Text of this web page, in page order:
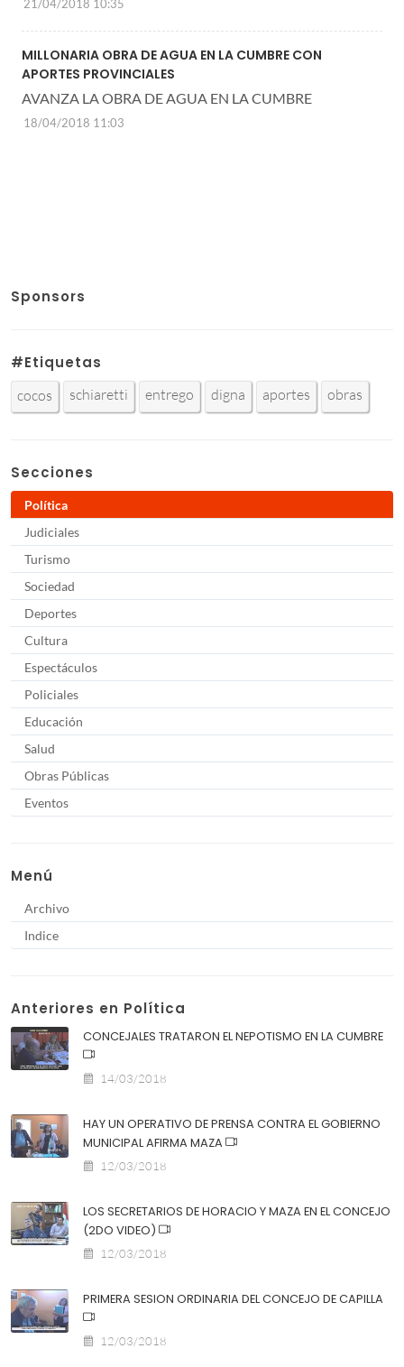
21/04/2018 10:35
MILLONARIA OBRA DE AGUA EN LA CUMBRE CON
APORTES PROVINCIALES
AVANZA LA OBRA DE AGUA EN LA CUMBRE
18/04/2018 11:03
Sponsors
#Etiquetas
cocos schiaretti entrego digna aportes obras
Secciones
Política
Judiciales
Turismo
Sociedad
Deportes
Cultura
Espectáculos
Policiales
Educación
Salud
Obras Públicas
Eventos
Menú
Archivo
Indice
Anteriores en Política
CONCEJALES TRATARON EL NEPOTISMO EN LA CUMBRE
14/03/2018
HAY UN OPERATIVO DE PRENSA CONTRA EL GOBIERNO
MUNICIPAL AFIRMA MAZA
12/03/2018
LOS SECRETARIOS DE HORACIO Y MAZA EN EL CONCEJO
(2DO VIDEO)
12/03/2018
PRIMERA SESION ORDINARIA DEL CONCEJO DE CAPILLA
12/03/2018